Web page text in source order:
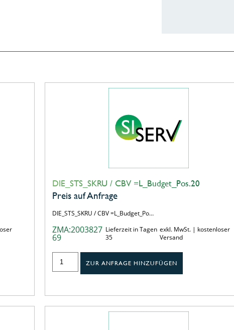
DIE_STS_SKRU / CBV =L_Budget_Pos.20
Preis auf Anfrage
DIE_STS_SKRU / CBV =L_Budget_Po…
ZMA:2003827
69
Lieferzeit in Tagen
35
exkl. MwSt. | kostenloser
Versand
ZUR ANFRAGE HINZUFÜGEN